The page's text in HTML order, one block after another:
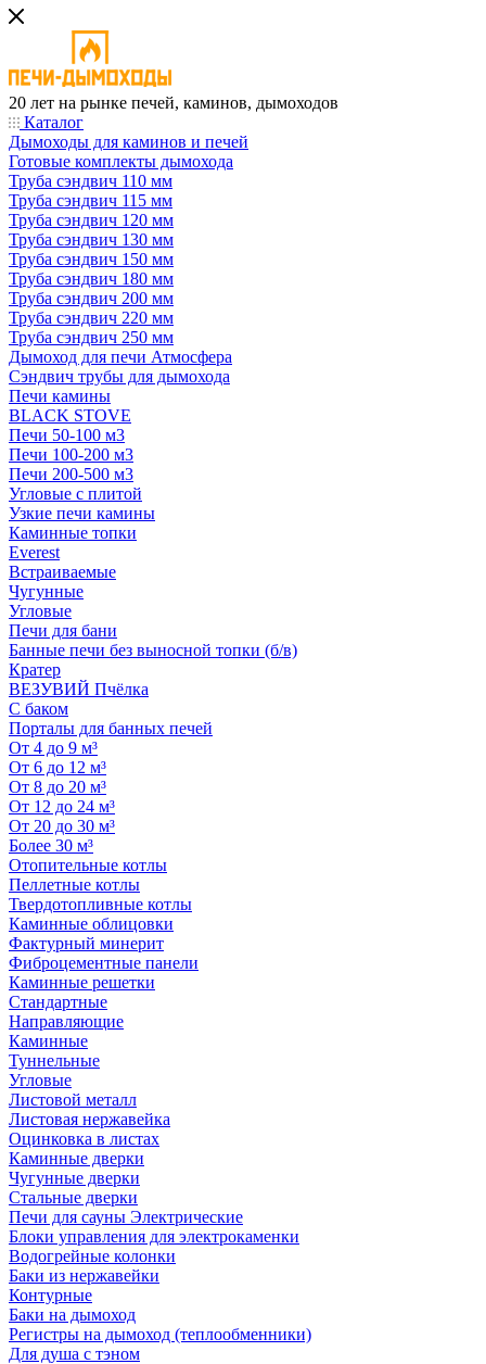
20 лет на рынке печей, каминов, дымоходов
Каталог
Дымоходы для каминов и печей
Готовые комплекты дымохода
Труба сэндвич 110 мм
Труба сэндвич 115 мм
Труба сэндвич 120 мм
Труба сэндвич 130 мм
Труба сэндвич 150 мм
Труба сэндвич 180 мм
Труба сэндвич 200 мм
Труба сэндвич 220 мм
Труба сэндвич 250 мм
Дымоход для печи Атмосфера
Сэндвич трубы для дымохода
Печи камины
BLACK STOVE
Печи 50-100 м3
Печи 100-200 м3
Печи 200-500 м3
Угловые с плитой
Узкие печи камины
Каминные топки
Everest
Встраиваемые
Чугунные
Угловые
Печи для бани
Банные печи без выносной топки (б/в)
Кратер
ВЕЗУВИЙ Пчёлка
С баком
Порталы для банных печей
От 4 до 9 м³
От 6 до 12 м³
От 8 до 20 м³
От 12 до 24 м³
От 20 до 30 м³
Более 30 м³
Отопительные котлы
Пеллетные котлы
Твердотопливные котлы
Каминные облицовки
Фактурный минерит
Фиброцементные панели
Каминные решетки
Стандартные
Направляющие
Каминные
Туннельные
Угловые
Листовой металл
Листовая нержавейка
Оцинковка в листах
Каминные дверки
Чугунные дверки
Стальные дверки
Печи для сауны Электрические
Блоки управления для электрокаменки
Водогрейные колонки
Баки из нержавейки
Контурные
Баки на дымоход
Регистры на дымоход (теплообменники)
Для душа с тэном